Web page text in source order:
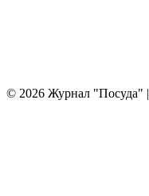
© 2026 Журнал "Посуда" |